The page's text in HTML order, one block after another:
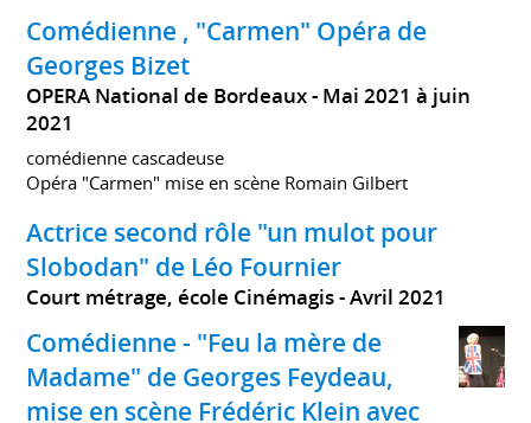
Comédienne , "Carmen" Opéra de
Georges Bizet
OPERA National de Bordeaux
Mai 2021 à juin
2021
comédienne cascadeuse
Opéra "Carmen" mise en scène Romain Gilbert
Actrice second rôle "un mulot pour
Slobodan" de Léo Fournier
Court métrage, école Cinémagis Avril 2021
Comédienne - "Feu la mère de
Madame" de Georges Feydeau,
mise en scène Frédéric Klein avec